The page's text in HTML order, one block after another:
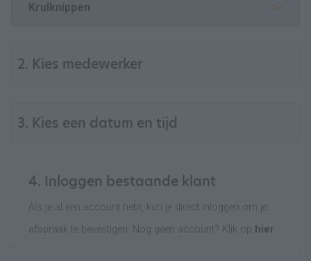
Krulknippen
2. Kies medewerker
3. Kies een datum en tijd
4. Inloggen bestaande klant
Als je al een account hebt, kun je direct inloggen om je
afspraak te bevestigen. Nog geen account? Klik op hier